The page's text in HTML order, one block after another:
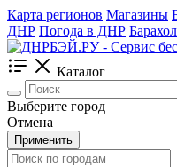
Карта регионов Магазины
ДНР Погода в ДНР
Каталог
Выберите город
Отмена
Применить